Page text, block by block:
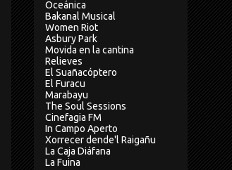
Oceánica
Bakanal Musical
Women Riot
Asbury Park
Movida en la cantina
Relieves
El Suañacóptero
El Furacu
Marabayu
The Soul Sessions
Cinefagia FM
In Campo Aperto
Xorrecer dende'l Raigañu
La Caja Diáfana
La Fuina